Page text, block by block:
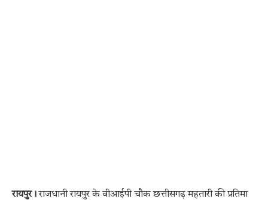
रायपुर।राजधानी रायपुर के वीआईपी चौक छत्तीसगढ़ महतारी की प्रतिमा